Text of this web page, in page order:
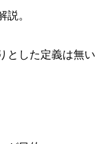
説。
とした定義は無い